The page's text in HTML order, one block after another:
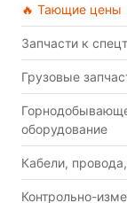
🔥 Тающие цены
Запчасти к
Грузовые
оборудование
Кабели,
Контрольно-